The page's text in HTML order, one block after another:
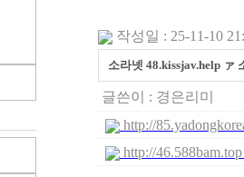
작성일 : 25-11-10
소라넷 48.kissjav.help ァ
글쓴이 : 경은리미
http://
http://46.588bam.top